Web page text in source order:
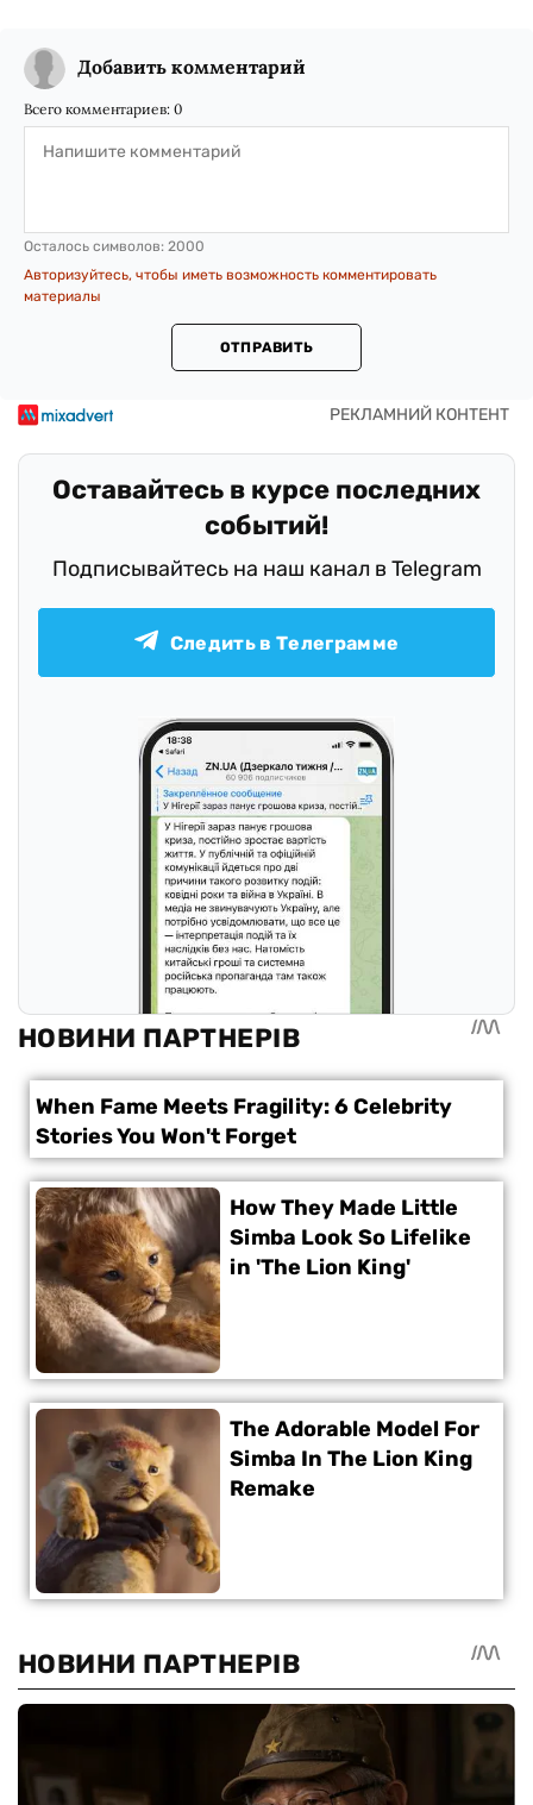
Добавить комментарий
Всего комментариев: 0
Осталось символов: 2000
Авторизуйтесь, чтобы иметь возможность комментировать
материалы
ОТПРАВИТЬ
Оставайтесь в курсе последних
событий!
Подписывайтесь на наш канал в Telegram
Следить в Телеграмме